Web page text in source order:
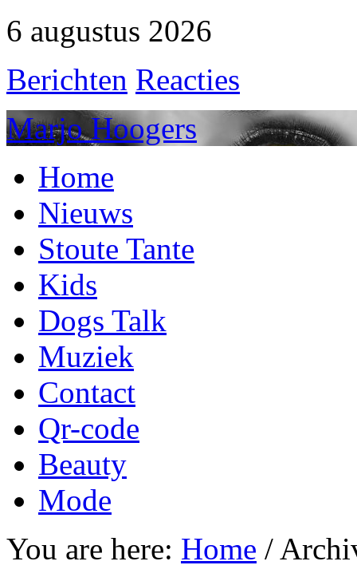
6 augustus 2026
Berichten Reacties
Marjo Hoogers
Home
Nieuws
Stoute Tante
Kids
Dogs Talk
Muziek
Contact
Qr-code
Beauty
Mode
You are here: Home /